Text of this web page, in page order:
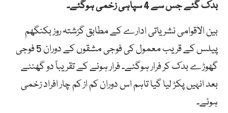
بدک گئے جس سے 4 سپاہی زخمی ہوگئے۔
بین الاقوامی نشریاتی ادارے کے مطابق گزشتہ روز بکنگھم
پیلس کے قریب معمول کی فوجی مشقوں کے دوران 5 فوجی
گھوڑے بدک کر فرار ہوگئے۔ فرار ہونے کے تقریباً دو گھنٹے
بعد انہیں پکڑ لیا گیا تاہم اس دوران کم از کم چار افراد زخمی
ہوئے۔